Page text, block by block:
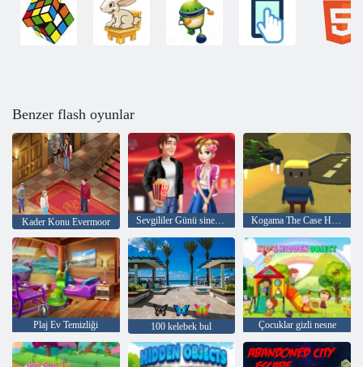
Benzer flash oyunlar
Kader Konu Evermoor Sevgililer Günü sineması Kogama The Case Hayalet evi
Plaj Ev Temizliği 100 kelebek bul Çocuklar gizli nesne